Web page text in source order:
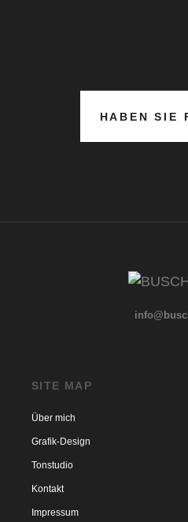
HABEN SIE
SITE MAP
Über mich
Grafik-Design
Tonstudio
Kontakt
Impressum